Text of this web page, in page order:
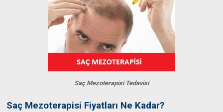
Saç Mezoterapisi Tedavisi
Saç Mezoterapisi Fiyatları Ne Kadar?